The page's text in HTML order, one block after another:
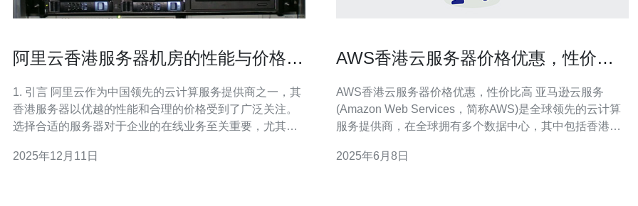
阿里云香港服务器机房的性能与价格分
1. 引言 阿里云作为中国领先的云计算服务提供商之一，其
香港服务器以优越的性能和合理的价格受到了广泛关注。
选择合适的服务器对于企业的在线业务至关重要，尤其是
篇文章将对阿里云香港服务器的性能和价格进行详细分
2025年12月11日
AWS香港云服务器价格优惠，性价比
AWS香港云服务器价格优惠，性价比高 亚马逊云服务
(Amazon Web Services，简称AWS)是全球领先的云计算
服务提供商，在全球拥有多个数据中心，其中包括香港。
(EC2)、存储、数据库等，而且价格优惠，性价比高。
2025年6月8日